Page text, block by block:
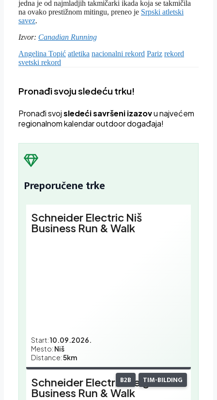
jedna je od najmladjih takmičarki ikada koja se takmičila
na ovako prestižnom mitingu, preneo je Srpski atletski
savez.
Izvor: Canadian Running
Angelina Topić atletika nacionalni rekord Pariz rekord
svetski rekord
Pronađi svoju sledeću trku!
Pronađi svojsledeći savršeni izazovu najvećem
regionalnom kalendar outdoor događaja!
Preporučene trke
Schneider Electric Niš
Business Run & Walk
Start:10.09.2026.
Mesto: Niš
Distance:5km
B2B TIM-BILDING
Schneider Electric Belgrade
Business Run & Walk